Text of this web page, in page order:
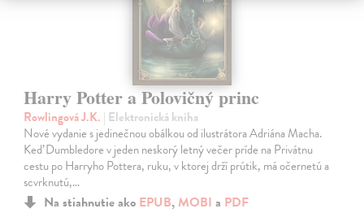
Harry Potter a Polovičný princ
Rowlingová J.K. | Elektronická kniha
Nové vydanie s jedinečnou obálkou od ilustrátora Adriána Macha.
Keď Dumbledore v jeden neskorý letný večer príde na Privátnu
cestu po Harryho Pottera, ruku, v ktorej drží prútik, má očernetú a
scvrknutú,…
Na stiahnutie ako EPUB, MOBI a PDF